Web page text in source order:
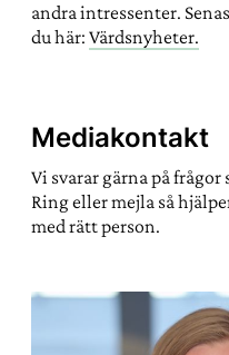
andra intressenter.
du här: Värdsnyheter.
Mediakontakt
Vi svarar gärna på
Ring eller mejla så
med rätt person.